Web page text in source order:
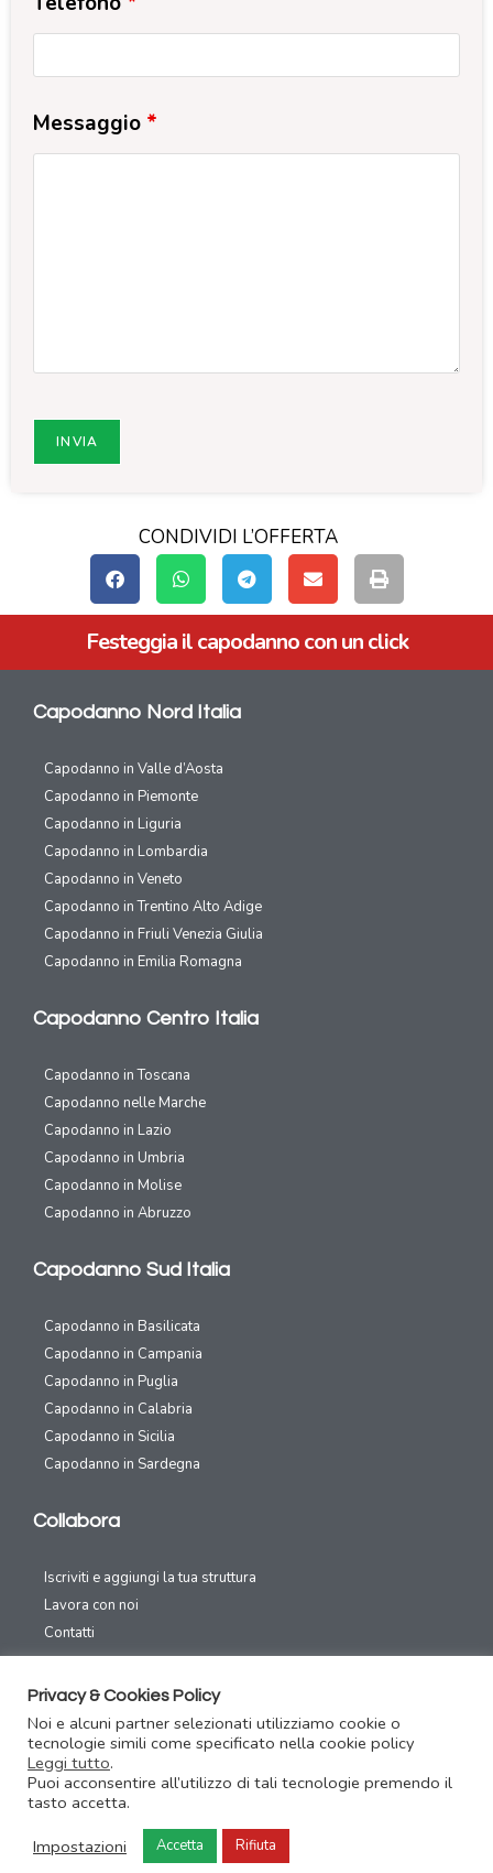
Messaggio *
CONDIVIDI L’OFFERTA
Festeggia il capodanno con un click
Capodanno Nord Italia
Capodanno in Valle d’Aosta
Capodanno in Piemonte
Capodanno in Liguria
Capodanno in Lombardia
Capodanno in Veneto
Capodanno in Trentino Alto Adige
Capodanno in Friuli Venezia Giulia
Capodanno in Emilia Romagna
Capodanno Centro Italia
Capodanno in Toscana
Capodanno nelle Marche
Capodanno in Lazio
Capodanno in Umbria
Capodanno in Molise
Capodanno in Abruzzo
Capodanno Sud Italia
Capodanno in Basilicata
Capodanno in Campania
Capodanno in Puglia
Capodanno in Calabria
Capodanno in Sicilia
Capodanno in Sardegna
Collabora
Iscriviti e aggiungi la tua struttura
Lavora con noi
Contatti
Canali Social
2016/2020 Area70 – P.IVA 02326810039
Privacy & Cookies Policy
Noi e alcuni partner selezionati utilizziamo cookie o
tecnologie simili come specificato nella cookie policy
Leggi tutto.
Puoi acconsentire all’utilizzo di tali tecnologie premendo il
tasto accetta.
Impostazioni
Accetta Rifiuta